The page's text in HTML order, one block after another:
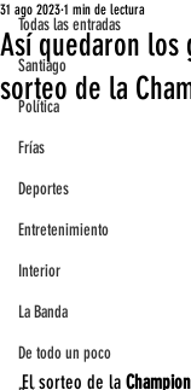
Todas las entradas
Santiago
Política
Frías
Deportes
Entretenimiento
Interior
La Banda
De todo un poco
Así quedaron
sorteo de la
31 ago 2023 1 min de lectura
El sorteo de la